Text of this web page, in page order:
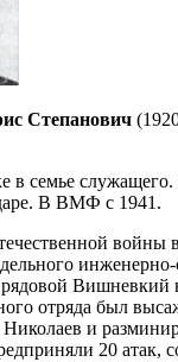
Степанович
в семье
В ВМФ с 1941.
войны
инженерно-
Вишневкий
отряда был
и
20 атак,